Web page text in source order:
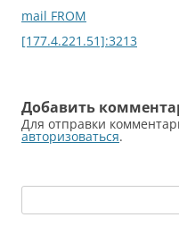
по
записям
mail FROM
[177.4.221.51]:3213
Добавить
Для отправки
авторизоваться.